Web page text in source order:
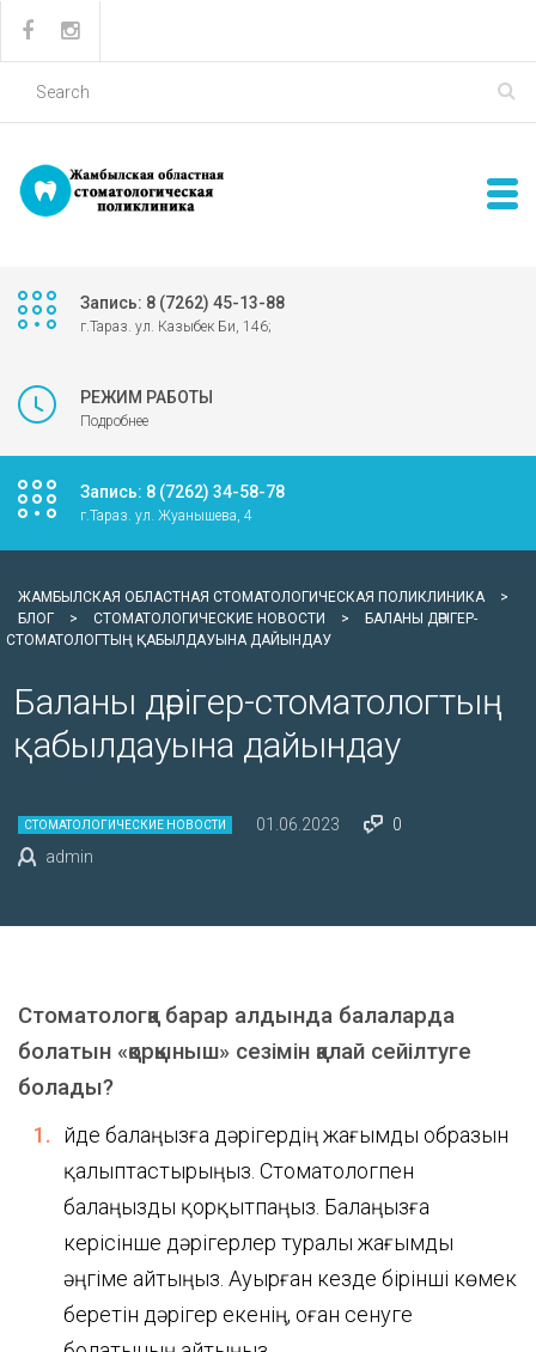
Запись: 8 (7262) 45-13-88
г.Тараз. ул. Казыбек Би, 146;
РЕЖИМ РАБОТЫ
Подробнее
Запись: 8 (7262) 34-58-78
г.Тараз. ул. Жуанышева, 4
ЖАМБЫЛСКАЯ ОБЛАСТНАЯ СТОМАТОЛОГИЧЕСКАЯ ПОЛИКЛИНИКА
>
БЛОГ
> СТОМАТОЛОГИЧЕСКИЕ НОВОСТИ >
БАЛАНЫ ДӘРІГЕР-
СТОМАТОЛОГТЫҢ ҚАБЫЛДАУЫНА ДАЙЫНДАУ
Баланы дәрігер-стоматологтың
қабылдауына дайындау
СТОМАТОЛОГИЧЕСКИЕ НОВОСТИ 01.06.2023
0
admin
Стоматологқа барар алдында балаларда
болатын «қорқыныш» сезімін қалай сейілтуге
болады?
Үйде балаңызға дәрігердің жағымды образын
қалыптастырыңыз. Стоматологпен
балаңызды қорқытпаңыз. Балаңызға
керісінше дәрігерлер туралы жағымды
әңгіме айтыңыз. Ауырған кезде бірінші көмек
беретін дәрігер екенің, оған сенуге